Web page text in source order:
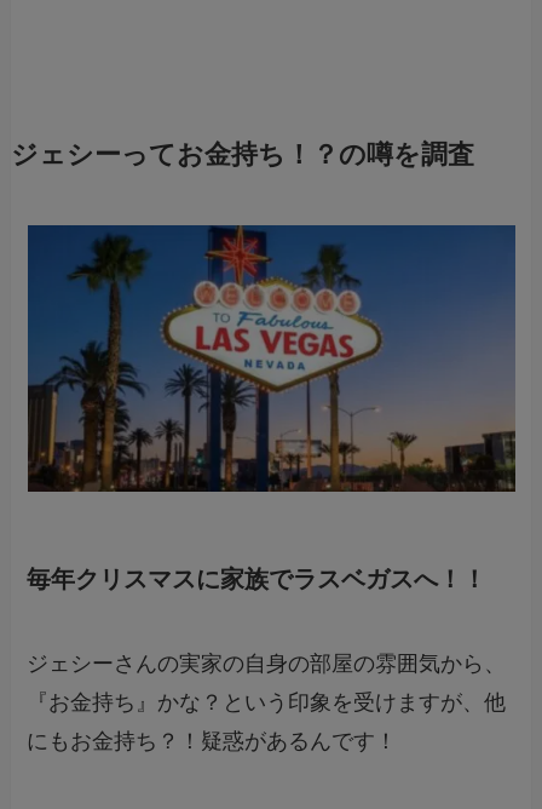
ジェシーってお金持ち！？の噂を調査
毎年クリスマスに家族でラスベガスへ！！
ジェシーさんの実家の自身の部屋の雰囲気から、
『お金持ち』かな？という印象を受けますが、他
にもお金持ち？！疑惑があるんです！